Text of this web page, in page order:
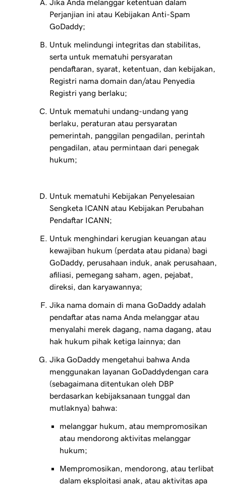
Jika Anda melanggar ketentuan dalam
Perjanjian ini atau Kebijakan Anti-Spam
GoDaddy;
Untuk melindungi integritas dan stabilitas,
serta untuk mematuhi persyaratan
pendaftaran, syarat, ketentuan, dan kebijakan,
Registri nama domain dan/atau Penyedia
Registri yang berlaku;
Untuk mematuhi undang-undang yang
berlaku, peraturan atau persyaratan
pemerintah, panggilan pengadilan, perintah
pengadilan, atau permintaan dari penegak
hukum;
Untuk mematuhi Kebijakan Penyelesaian
Sengketa ICANN atau Kebijakan Perubahan
Pendaftar ICANN;
Untuk menghindari kerugian keuangan atau
kewajiban hukum (perdata atau pidana) bagi
GoDaddy, perusahaan induk, anak perusahaan,
afiliasi, pemegang saham, agen, pejabat,
direksi, dan karyawannya;
Jika nama domain di mana GoDaddy adalah
pendaftar atas nama Anda melanggar atau
menyalahi merek dagang, nama dagang, atau
hak hukum pihak ketiga lainnya; dan
Jika GoDaddy mengetahui bahwa Anda
menggunakan layanan GoDaddydengan cara
(sebagaimana ditentukan oleh DBP
berdasarkan kebijaksanaan tunggal dan
mutlaknya) bahwa:
melanggar hukum, atau mempromosikan
atau mendorong aktivitas melanggar
hukum;
Mempromosikan, mendorong, atau terlibat
dalam eksploitasi anak, atau aktivitas apa